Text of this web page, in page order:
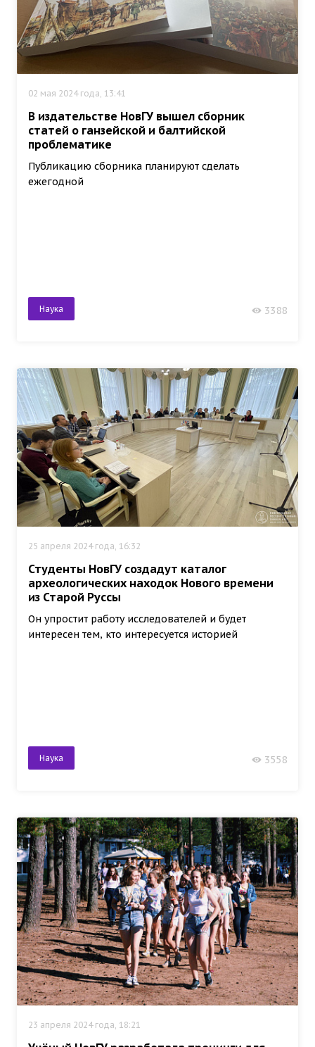
02 мая 2024 года, 13:41
В издательстве НовГУ вышел сборник
статей о ганзейской и балтийской
проблематике
Публикацию сборника планируют сделать
ежегодной
Наука 3388
25 апреля 2024 года, 16:32
Студенты НовГУ создадут каталог
археологических находок Нового времени
из Старой Руссы
Он упростит работу исследователей и будет
интересен тем, кто интересуется историей
Наука 3558
23 апреля 2024 года, 18:21